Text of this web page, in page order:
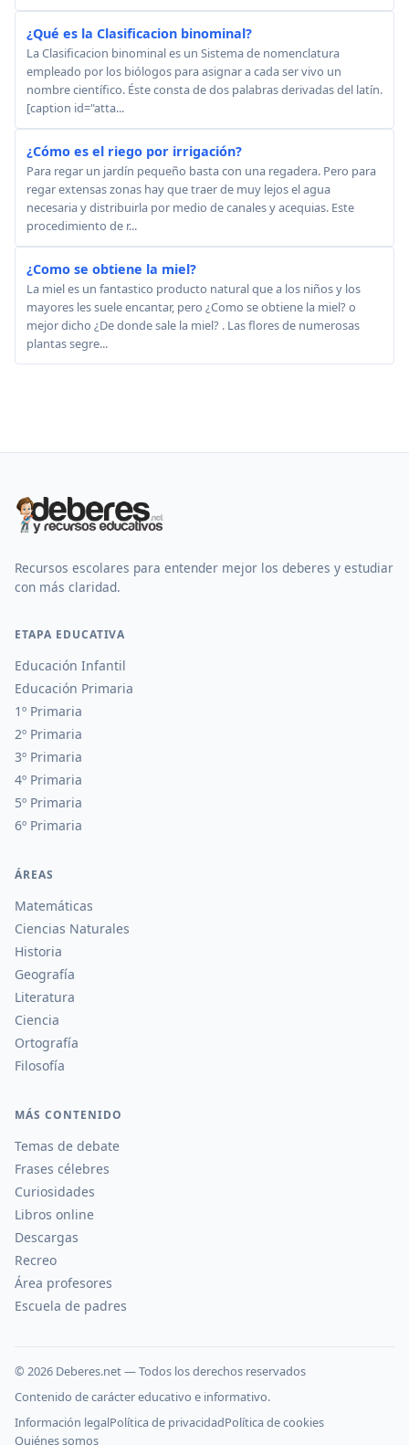
¿Qué es la Clasificacion binominal?
La Clasificacion binominal es un Sistema de nomenclatura
empleado por los biólogos para asignar a cada ser vivo un
nombre científico. Éste consta de dos palabras derivadas del latín.
[caption id="atta...
¿Cómo es el riego por irrigación?
Para regar un jardín pequeño basta con una regadera. Pero para
regar extensas zonas hay que traer de muy lejos el agua
necesaria y distribuirla por medio de canales y acequias. Este
procedimiento de r...
¿Como se obtiene la miel?
La miel es un fantastico producto natural que a los niños y los
mayores les suele encantar, pero ¿Como se obtiene la miel? o
mejor dicho ¿De donde sale la miel? . Las flores de numerosas
plantas segre...
Recursos escolares para entender mejor los deberes y estudiar
con más claridad.
ETAPA EDUCATIVA
Educación Infantil
Educación Primaria
1º Primaria
2º Primaria
3º Primaria
4º Primaria
5º Primaria
6º Primaria
ÁREAS
Matemáticas
Ciencias Naturales
Historia
Geografía
Literatura
Ciencia
Ortografía
Filosofía
MÁS CONTENIDO
Temas de debate
Frases célebres
Curiosidades
Libros online
Descargas
Recreo
Área profesores
Escuela de padres
© 2026 Deberes.net — Todos los derechos reservados
Contenido de carácter educativo e informativo.
Información legalPolítica de privacidadPolítica de cookies
Quiénes somos